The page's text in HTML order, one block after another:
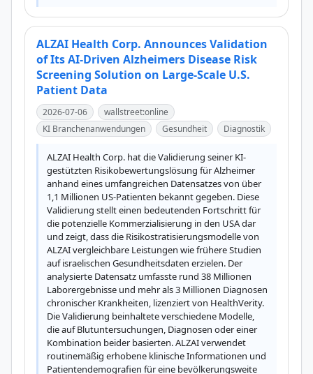
ALZAI Health Corp. Announces Validation
of Its AI-Driven Alzheimers Disease Risk
Screening Solution on Large-Scale U.S.
Patient Data
2026-07-06
wallstreet:online
KI Branchenanwendungen
Gesundheit Diagnostik
ALZAI Health Corp. hat die Validierung seiner KI-
gestützten Risikobewertungslösung für Alzheimer
anhand eines umfangreichen Datensatzes von über
1,1 Millionen US-Patienten bekannt gegeben. Diese
Validierung stellt einen bedeutenden Fortschritt für
die potenzielle Kommerzialisierung in den USA dar
und zeigt, dass die Risikostratisierungsmodelle von
ALZAI vergleichbare Leistungen wie frühere Studien
auf israelischen Gesundheitsdaten erzielen. Der
analysierte Datensatz umfasste rund 38 Millionen
Laborergebnisse und mehr als 3 Millionen Diagnosen
chronischer Krankheiten, lizenziert von HealthVerity.
Die Validierung beinhaltete verschiedene Modelle,
die auf Blutuntersuchungen, Diagnosen oder einer
Kombination beider basierten. ALZAI verwendet
routinemäßig erhobene klinische Informationen und
Patientendemografien für eine bevölkerungsweite